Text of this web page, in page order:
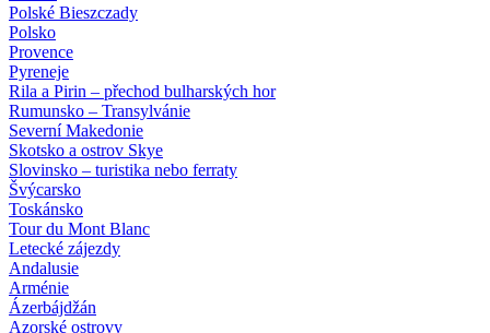
Polské Bieszczady
Polsko
Provence
Pyreneje
Rila a Pirin – přechod bulharských hor
Rumunsko – Transylvánie
Severní Makedonie
Skotsko a ostrov Skye
Slovinsko – turistika nebo ferraty
Švýcarsko
Toskánsko
Tour du Mont Blanc
Letecké zájezdy
Andalusie
Arménie
Ázerbájdžán
Azorské ostrovy